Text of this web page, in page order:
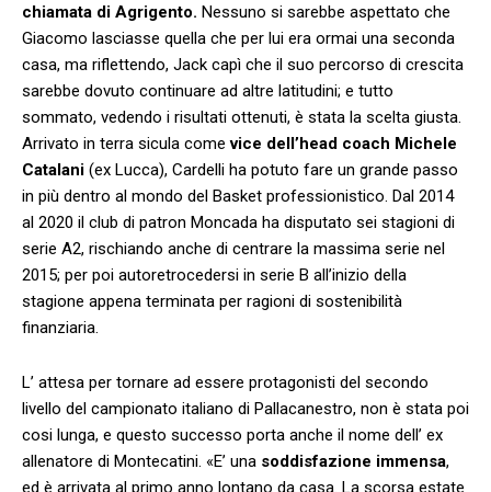
chiamata di Agrigento. Nessuno si sarebbe aspettato che
Giacomo lasciasse quella che per lui era ormai una seconda
casa, ma riflettendo, Jack capì che il suo percorso di crescita
sarebbe dovuto continuare ad altre latitudini; e tutto
sommato, vedendo i risultati ottenuti, è stata la scelta giusta.
Arrivato in terra sicula comevice dell’head coach Michele
Catalani (ex Lucca), Cardelli ha potuto fare un grande passo
in più dentro al mondo del Basket professionistico. Dal 2014
al 2020 il club di patron Moncada ha disputato sei stagioni di
serie A2, rischiando anche di centrare la massima serie nel
2015; per poi autoretrocedersi in serie B all’inizio della
stagione appena terminata per ragioni di sostenibilità
finanziaria.
L’ attesa per tornare ad essere protagonisti del secondo
livello del campionato italiano di Pallacanestro, non è stata poi
cosi lunga, e questo successo porta anche il nome dell’ ex
allenatore di Montecatini. «E’ una soddisfazione immensa,
ed è arrivata al primo anno lontano da casa. La scorsa estate